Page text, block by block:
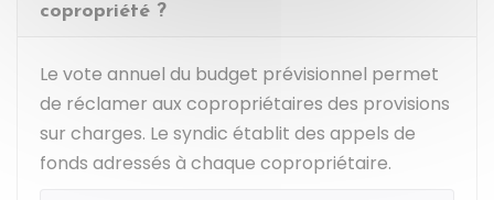
copropriété ?
Le vote annuel du budget prévisionnel permet
de réclamer aux copropriétaires des provisions
sur charges. Le syndic établit des appels de
fonds adressés à chaque copropriétaire.